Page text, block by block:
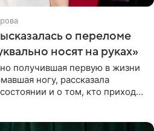
о переломе
носят на руках»
получившая первую в жизни
ногу, рассказала
и о том, кто приходит